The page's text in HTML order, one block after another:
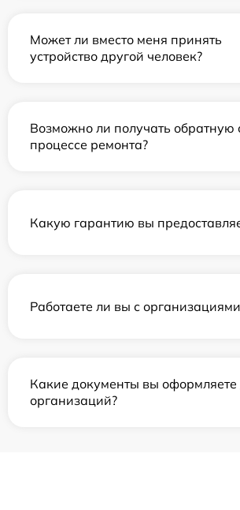
Может ли вместо меня принять
устройство другой человек?
Возможно ли получать обратную
процессе ремонта?
Какую гарантию вы
Работаете ли вы с
Какие документы вы оформляете
организаций?